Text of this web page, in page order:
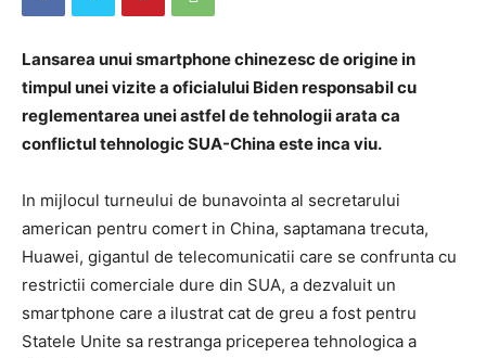
Lansarea unui smartphone chinezesc de origine in
timpul unei vizite a oficialului Biden responsabil cu
reglementarea unei astfel de tehnologii arata ca
conflictul tehnologic SUA-China este inca viu.
In mijlocul turneului de bunavointa al secretarului
american pentru comert in China, saptamana trecuta,
Huawei, gigantul de telecomunicatii care se confrunta cu
restrictii comerciale dure din SUA, a dezvaluit un
smartphone care a ilustrat cat de greu a fost pentru
Statele Unite sa restranga priceperea tehnologica a